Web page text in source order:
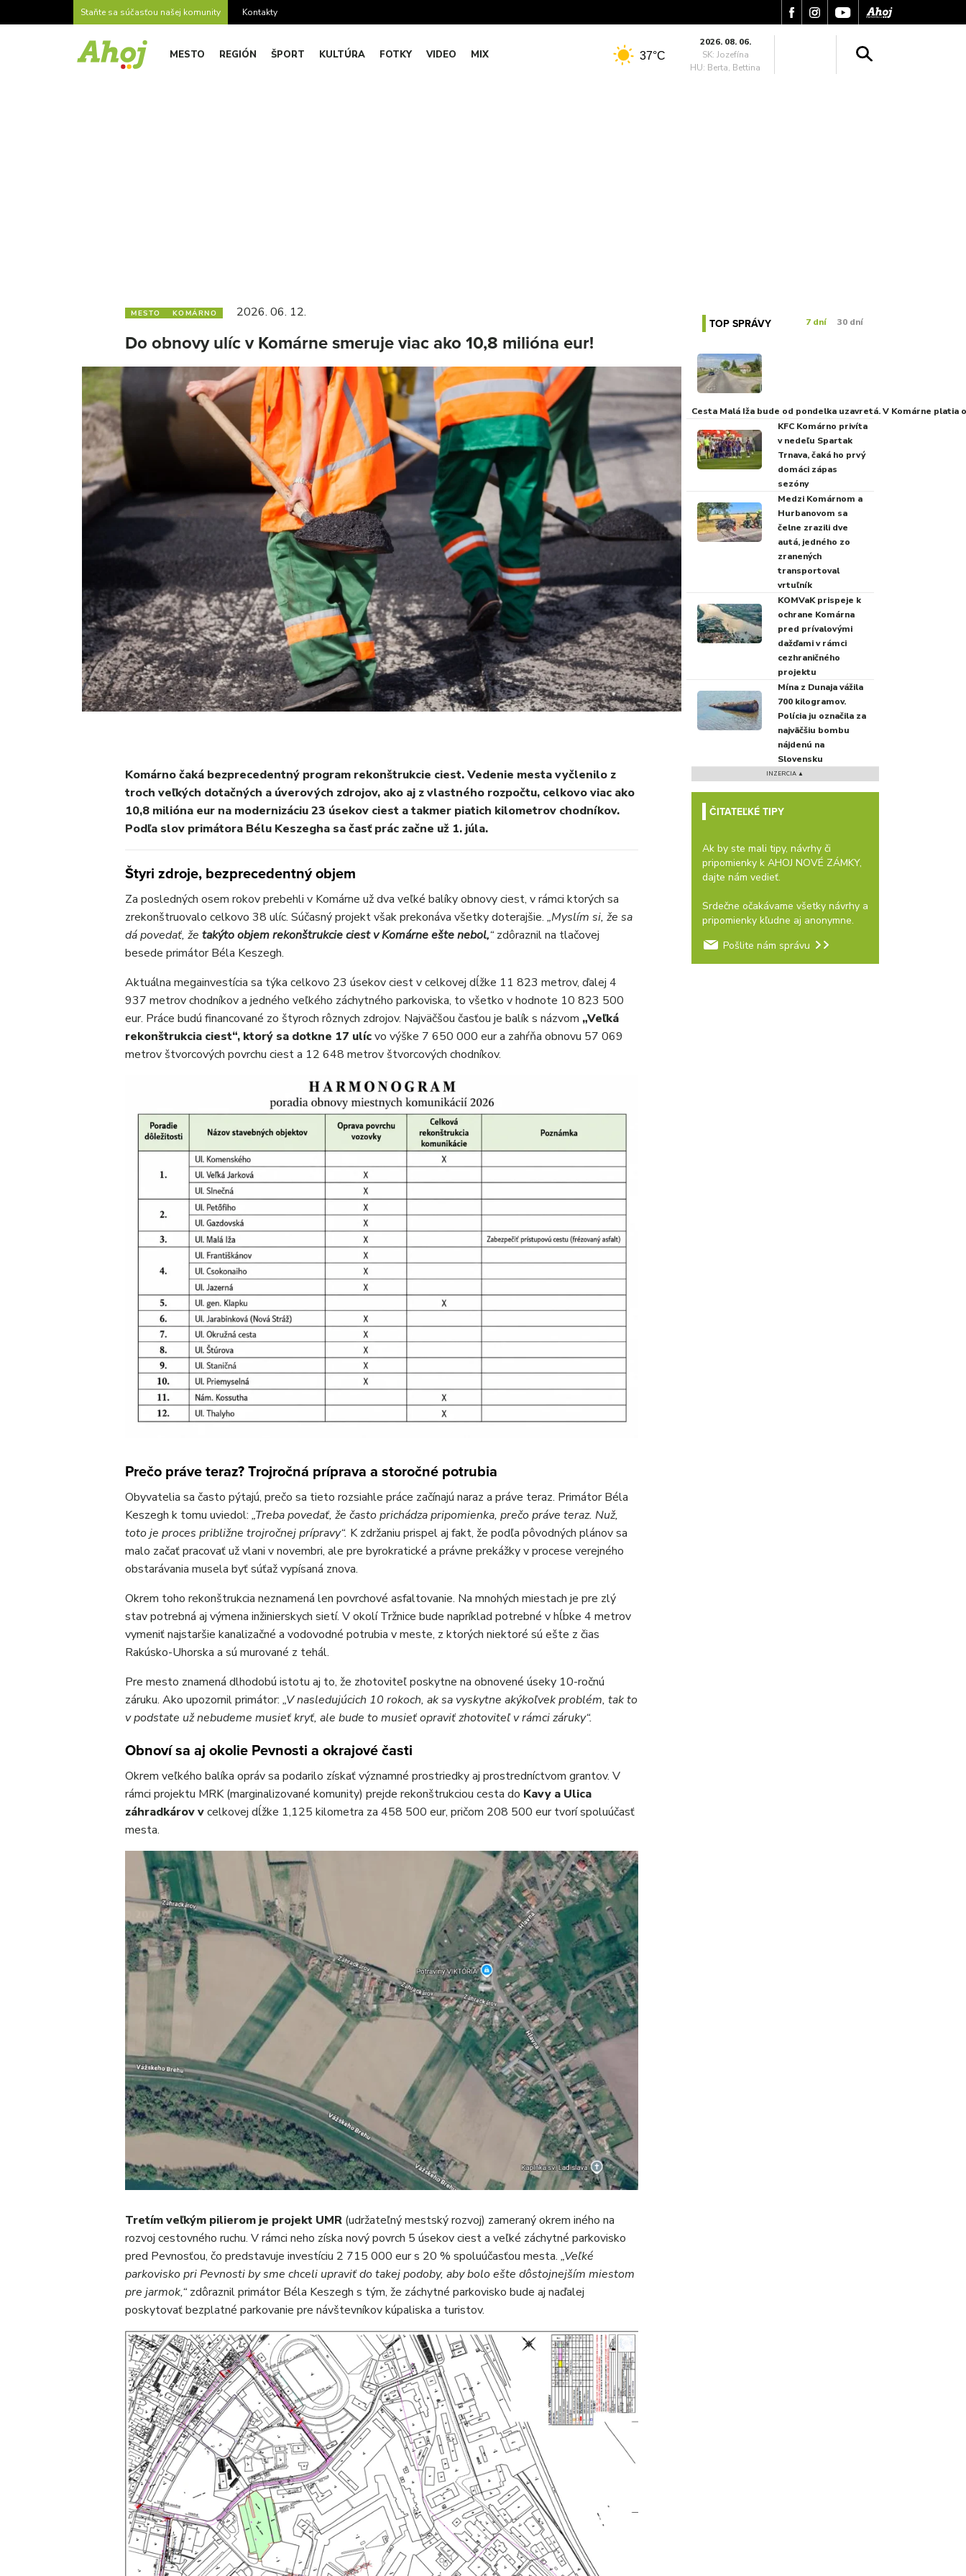
Staňte sa súčasťou našej komunity Kontakty
MESTO REGIÓN ŠPORT KULTÚRA FOTKY VIDEO MIX 37°C
2026. 08. 06.
SK: Jozefína
HU: Berta, Bettina
MESTO KOMÁRNO 2026. 06. 12.
Do obnovy ulíc v Komárne smeruje viac ako 10,8 milióna eur!
Komárno čaká bezprecedentný program rekonštrukcie ciest. Vedenie mesta vyčlenilo z
troch veľkých dotačných a úverových zdrojov, ako aj z vlastného rozpočtu, celkovo viac ako
10,8 milióna eur na modernizáciu 23 úsekov ciest a takmer piatich kilometrov chodníkov.
Podľa slov primátora Bélu Keszegha sa časť prác začne už 1. júla.
Štyri zdroje, bezprecedentný objem
Za posledných osem rokov prebehli v Komárne už dva veľké balíky obnovy ciest, v rámci ktorých sa
zrekonštruovalo celkovo 38 ulíc. Súčasný projekt však prekonáva všetky doterajšie. „Myslím si, že sa
dá povedať, že takýto objem rekonštrukcie ciest v Komárne ešte nebol,“ zdôraznil na tlačovej
besede primátor Béla Keszegh.
Aktuálna megainvestícia sa týka celkovo 23 úsekov ciest v celkovej dĺžke 11 823 metrov, ďalej 4
937 metrov chodníkov a jedného veľkého záchytného parkoviska, to všetko v hodnote 10 823 500
eur. Práce budú financované zo štyroch rôznych zdrojov. Najväčšou časťou je balík s názvom „Veľká
rekonštrukcia ciest“, ktorý sa dotkne 17 ulícvo výške 7 650 000 eur a zahŕňa obnovu 57 069
metrov štvorcových povrchu ciest a 12 648 metrov štvorcových chodníkov.
Prečo práve teraz? Trojročná príprava a storočné potrubia
Obyvatelia sa často pýtajú, prečo sa tieto rozsiahle práce začínajú naraz a práve teraz. Primátor Béla
Keszegh k tomu uviedol: „Treba povedať, že často prichádza pripomienka, prečo práve teraz. Nuž,
toto je proces približne trojročnej prípravy“. K zdržaniu prispel aj fakt, že podľa pôvodných plánov sa
malo začať pracovať už vlani v novembri, ale pre byrokratické a právne prekážky v procese verejného
obstarávania musela byť súťaž vypísaná znova.
Okrem toho rekonštrukcia neznamená len povrchové asfaltovanie. Na mnohých miestach je pre zlý
stav potrebná aj výmena inžinierskych sietí. V okolí Tržnice bude napríklad potrebné v hĺbke 4 metrov
vymeniť najstaršie kanalizačné a vodovodné potrubia v meste, z ktorých niektoré sú ešte z čias
Rakúsko-Uhorska a sú murované z tehál.
Pre mesto znamená dlhodobú istotu aj to, že zhotoviteľ poskytne na obnovené úseky 10-ročnú
záruku. Ako upozornil primátor: „V nasledujúcich 10 rokoch, ak sa vyskytne akýkoľvek problém, tak to
v podstate už nebudeme musieť kryť, ale bude to musieť opraviť zhotoviteľ v rámci záruky“.
Obnoví sa aj okolie Pevnosti a okrajové časti
Okrem veľkého balíka opráv sa podarilo získať významné prostriedky aj prostredníctvom grantov. V
rámci projektu MRK (marginalizované komunity) prejde rekonštrukciou cesta do Kavy a Ulica
záhradkárov vcelkovej dĺžke 1,125 kilometra za 458 500 eur, pričom 208 500 eur tvorí spoluúčasť
mesta.
Tretím veľkým pilierom je projekt UMR (udržateľný mestský rozvoj) zameraný okrem iného na
rozvoj cestovného ruchu. V rámci neho získa nový povrch 5 úsekov ciest a veľké záchytné parkovisko
pred Pevnosťou, čo predstavuje investíciu 2 715 000 eur s 20 % spoluúčasťou mesta. „Veľké
parkovisko pri Pevnosti by sme chceli upraviť do takej podoby, aby bolo ešte dôstojnejším miestom
pre jarmok,“ zdôraznil primátor Béla Keszegh s tým, že záchytné parkovisko bude aj naďalej
poskytovať bezplatné parkovanie pre návštevníkov kúpaliska a turistov.
TOP SPRÁVY 7 dní 30 dní
Cesta Malá Iža bude od pondelka uzavretá. V Komárne platia
KFC Komárno privíta
v nedeľu Spartak
Trnava, čaká ho prvý
domáci zápas
sezóny
Medzi Komárnom a
Hurbanovom sa
čelne zrazili dve
autá, jedného zo
zranených
transportoval
vrtuľník
KOMVaK prispeje k
ochrane Komárna
pred prívalovými
dažďami v rámci
cezhraničného
projektu
Mína z Dunaja vážila
700 kilogramov.
Polícia ju označila za
najväčšiu bombu
nájdenú na
Slovensku
INZERCIA ▲
ČITATEĽKÉ TIPY
Ak by ste mali tipy, návrhy či
pripomienky k AHOJ NOVÉ ZÁMKY,
dajte nám vedieť.
Srdečne očakávame všetky návrhy a
pripomienky kľudne aj anonymne.
Pošlite nám správu